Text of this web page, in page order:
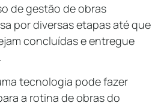
de gestão de obras
por diversas etapas até que
concluídas e entregue
tecnologia pode fazer
a rotina de obras do